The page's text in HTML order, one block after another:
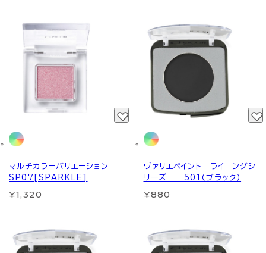
マルチカラーバリエーション
SP07[SPARKLE]
¥1,320
ヴァリエペイント ライニングシ
リーズ 501（ブラック）
¥880